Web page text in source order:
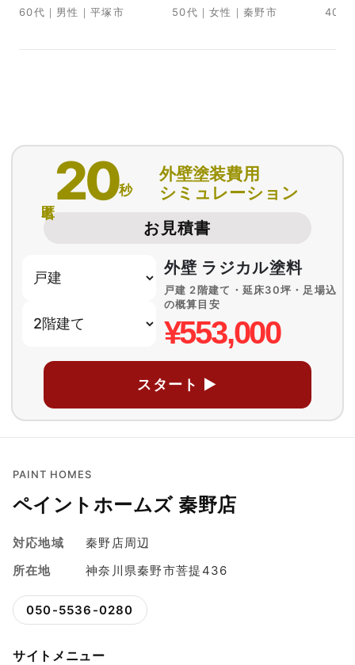
60代｜男性｜平塚市 50代｜女性｜秦野市 40代
20秒
外壁塗装費用
シミュレーション
お見積書
外壁 ラジカル塗料
戸建 2階建て・延床30坪・足場込
の概算目安
¥553,000
スタート ▶
PAINT HOMES
ペイントホームズ 秦野店
対応地域
秦野店周辺
所在地
神奈川県秦野市菩提436
050-5536-0280
サイトメニュー